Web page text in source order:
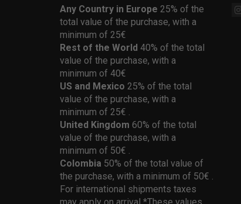
Any Country in Europe 25% of the
total value of the purchase, with a
minimum of 25€
Rest of the World 40% of the total
value of the purchase, with a
minimum of 40€
US and Mexico 25% of the total
value of the purchase, with a
minimum of 25€ .
United Kingdom 60% of the total
value of the purchase, with a
minimum of 50€ .
Colombia 50% of the total value of
the purchase, with a minimum of 50€ .
For international shipments taxes
may apply on arrival *These values